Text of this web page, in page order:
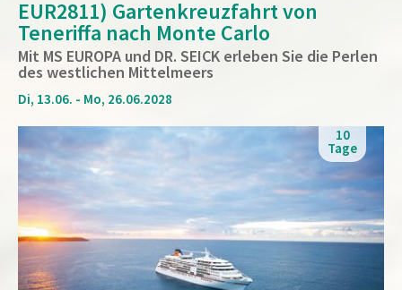
EUR2811) Gartenkreuzfahrt von
Teneriffa nach Monte Carlo
Mit MS EUROPA und DR. SEICK erleben Sie die Perlen
des westlichen Mittelmeers
Di, 13.06. - Mo, 26.06.2028
10
Tage